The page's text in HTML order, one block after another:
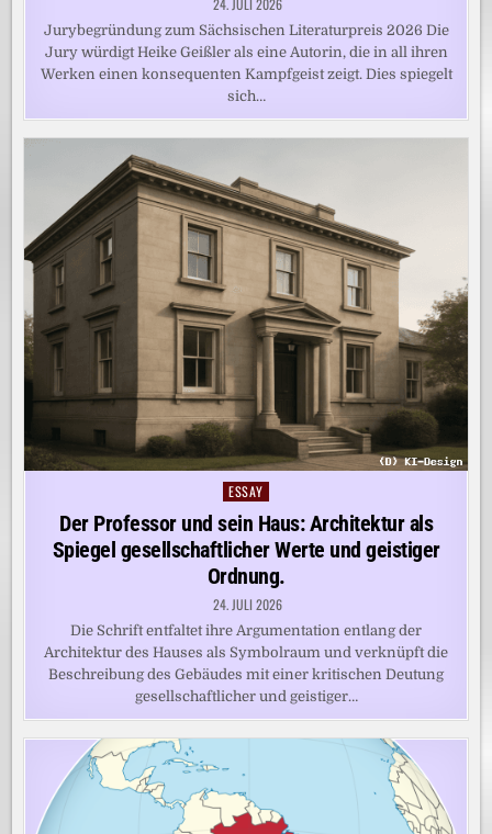
24. JULI 2026
Jurybegründung zum Sächsischen Literaturpreis 2026 Die
Jury würdigt Heike Geißler als eine Autorin, die in all ihren
Werken einen konsequenten Kampfgeist zeigt. Dies spiegelt
sich…
Posted
ESSAY
Der Professor und sein Haus: Architektur als
Spiegel gesellschaftlicher Werte und geistiger
Ordnung.
24. JULI 2026
Die Schrift entfaltet ihre Argumentation entlang der
Architektur des Hauses als Symbolraum und verknüpft die
Beschreibung des Gebäudes mit einer kritischen Deutung
gesellschaftlicher und geistiger…